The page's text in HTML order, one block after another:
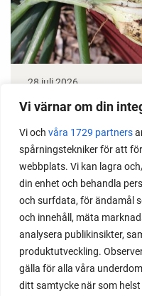
Vi värnar om din
Vi och våra 1729 partners
spårningstekniker för att
webbplats. Vi kan lagra
din enhet och behandla
och surfdata, för ändamål
och innehåll, mäta
analysera publikinsikter,
produktutveckling.
gälla för alla våra
ditt samtycke när som
28 juli 2026
Odla lök från frö -
Det är lätt att lyckas
under säsongen och
om, planterar och